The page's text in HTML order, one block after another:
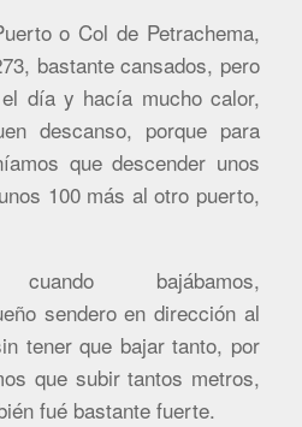
o Col de Petrachema,
bastante cansados, pero
día y hacía mucho calor,
descanso, porque para
que descender unos
100 más al otro puerto,
cuando bajábamos,
sendero en dirección al
tener que bajar tanto, por
que subir tantos metros,
fué bastante fuerte.